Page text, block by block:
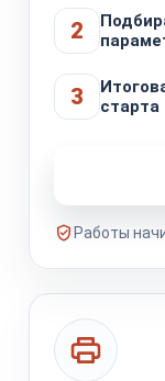
2
3
старта
Работы